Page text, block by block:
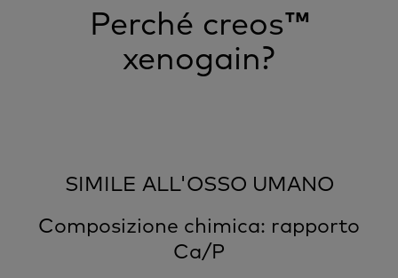
Perché creos™
xenogain?
SIMILE ALL'OSSO UMANO
Composizione chimica: rapporto
Ca/P